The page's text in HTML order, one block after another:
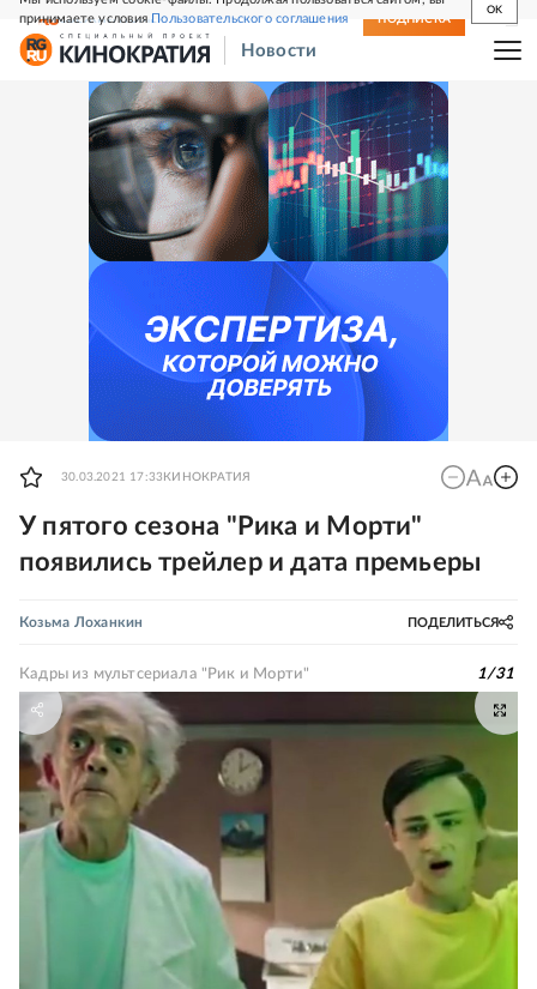
принимаете условияПользовательского соглашения
OK
СВЕЖИЙ НОМЕР ПОДПИСКА
Новости
30.03.2021 17:33 КИНОКРАТИЯ
У пятого сезона "Рика и Морти"
появились трейлер и дата премьеры
Козьма Лоханкин ПОДЕЛИТЬСЯ
Кадры из мультсериала "Рик и Морти" 1/31